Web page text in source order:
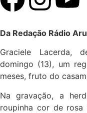
Da Redação Rádio
Graciele Lacerda,
domingo (13), um
meses, fruto do
Na gravação, a
roupinha cor de rosa